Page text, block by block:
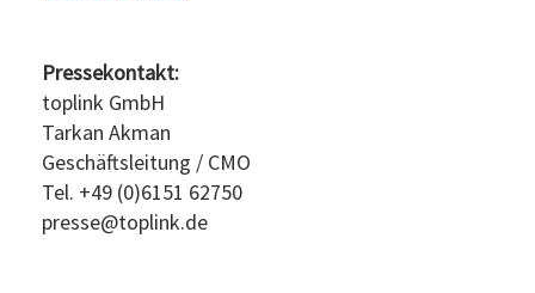
Pressekontakt:
toplink GmbH
Tarkan Akman
Geschäftsleitung / CMO
Tel. +49 (0)6151 62750
presse@toplink.de